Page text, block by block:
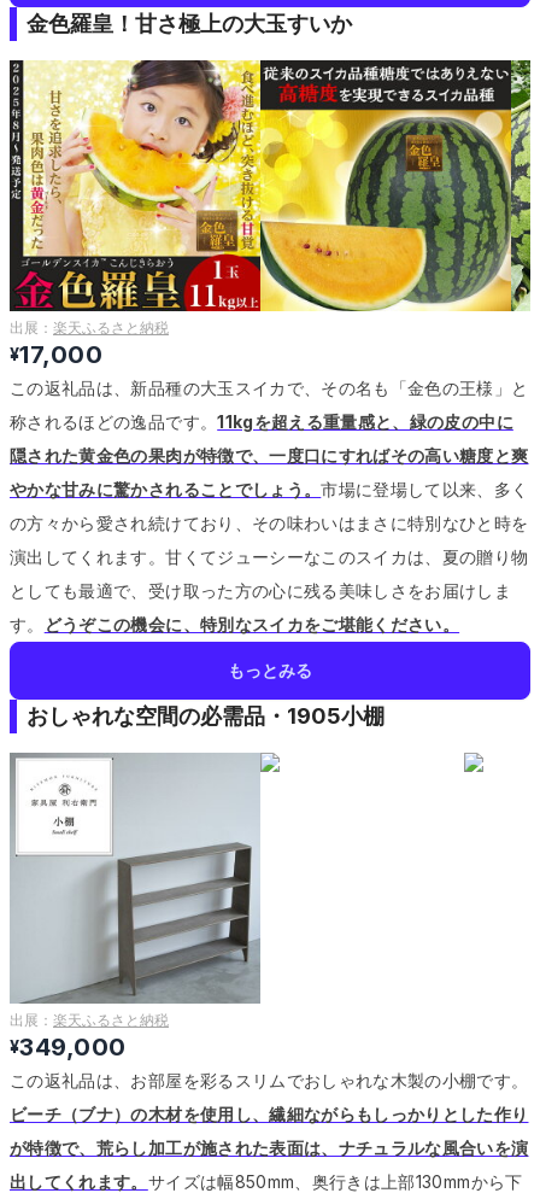
金色羅皇！甘さ極上の大玉すいか
出展： 楽天ふるさと納税
¥17,000
この返礼品は、新品種の大玉スイカで、その名も「金色の王様」と
称されるほどの逸品です。11kgを超える重量感と、緑の皮の中に
隠された黄金色の果肉が特徴で、一度口にすればその高い糖度と爽
やかな甘みに驚かされることでしょう。市場に登場して以来、多く
の方々から愛され続けており、その味わいはまさに特別なひと時を
演出してくれます。甘くてジューシーなこのスイカは、夏の贈り物
としても最適で、受け取った方の心に残る美味しさをお届けしま
す。
どうぞこの機会に、特別なスイカをご堪能ください。
もっとみる
おしゃれな空間の必需品・1905小棚
出展： 楽天ふるさと納税
¥349,000
この返礼品は、お部屋を彩るスリムでおしゃれな木製の小棚です。
ビーチ（ブナ）の木材を使用し、繊細ながらもしっかりとした作り
が特徴で、荒らし加工が施された表面は、ナチュラルな風合いを演
出してくれます。 サイズは幅850mm、奥行きは上部130mmから下